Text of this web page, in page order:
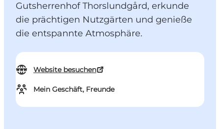
Gutsherrenhof Thorslundgård, erkunde
die prächtigen Nutzgärten und genieße
die entspannte Atmosphäre.
Website besuchen
Mein Geschäft, Freunde